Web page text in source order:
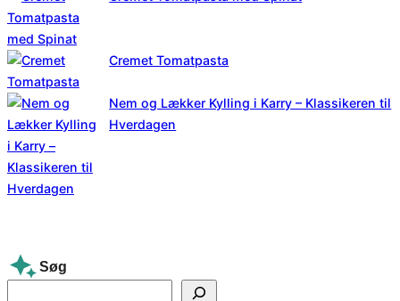
Cremet Tomatpasta
Nem og Lækker Kylling i Karry – Klassikeren til
Hverdagen
Søg